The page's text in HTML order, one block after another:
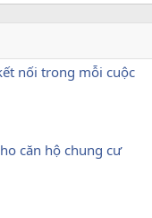
nối trong mỗi cuộc
căn hộ chung cư